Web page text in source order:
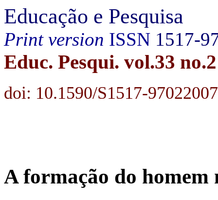
Educação e Pesquisa
Print version ISSN 1517-
Educ. Pesqui. vol.33
doi: 10.1590/S1517-
A formação do homem